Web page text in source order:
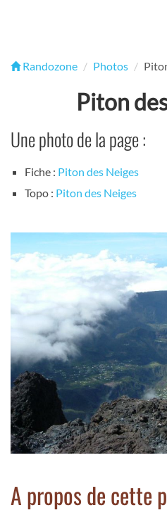
Randozone Photos
Piton
Une photo de la page :
Fiche : Piton des Neiges
Topo : Piton des Neiges
A propos de cette